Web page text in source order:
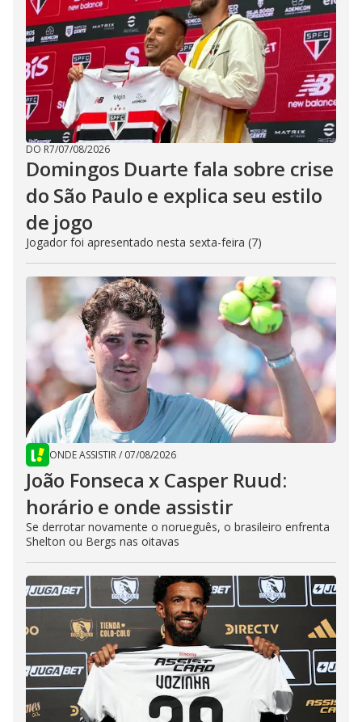
DO R7/07/08/2026
Domingos Duarte fala sobre crise
do São Paulo e explica seu estilo
de jogo
Jogador foi apresentado nesta sexta-feira (7)
ONDE ASSISTIR/ 07/08/2026
João Fonseca x Casper Ruud:
horário e onde assistir
Se derrotar novamente o norueguês, o brasileiro enfrenta
Shelton ou Bergs nas oitavas